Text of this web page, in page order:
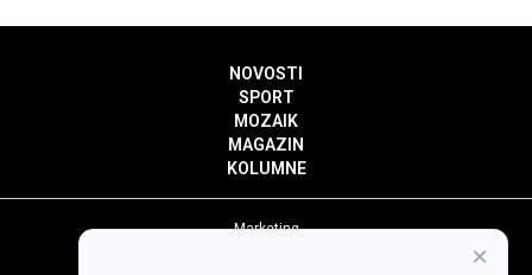
NOVOSTI
SPORT
MOZAIK
MAGAZIN
KOLUMNE
Marketing
×